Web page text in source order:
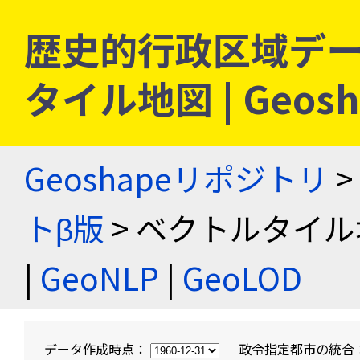
歴史的行政区域デ
タイル地図 |
Geoshapeリポジトリ >
トβ版 > ベクトルタイ
| GeoNLP | GeoLOD
データ作成時点： 政令指定都市の統